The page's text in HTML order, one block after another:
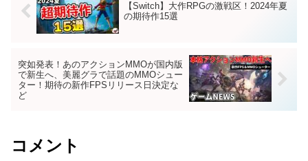
【Switch】大作RPGの激戦区！2024年夏
の期待作15選
突如発表！あのアクションMMOが国内版
で新生へ、美麗グラで話題のMMOシュー
ター！期待の新作FPSリリース日決定な
ど
コメント